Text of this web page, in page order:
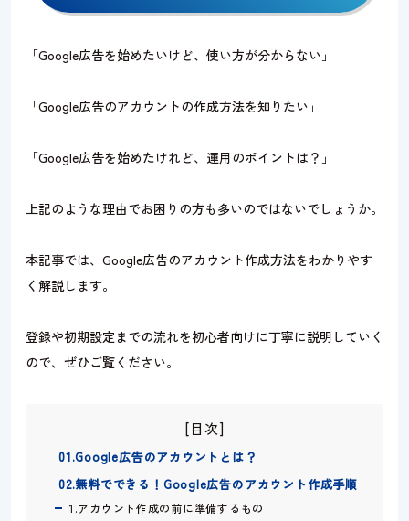
「Google広告を始めたいけど、使い方が分からない」
「Google広告のアカウントの作成方法を知りたい」
「Google広告を始めたけれど、運用のポイントは？」
上記のような理由でお困りの方も多いのではないでしょうか。
本記事では、Google広告のアカウント作成方法をわかりやす
く解説します。
登録や初期設定までの流れを初心者向けに丁寧に説明していく
ので、ぜひご覧ください。
[目次]
01.Google広告のアカウントとは？
02.無料でできる！Google広告のアカウント作成手順
1.アカウント作成の前に準備するもの